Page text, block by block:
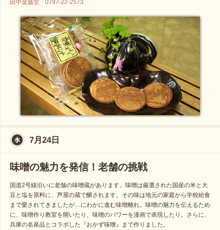
田中金盛堂 0797-22-2573
7月24日
味噌の魅力を発信！老舗の挑戦
国道2号線沿いに老舗の味噌蔵があります。味噌は厳選された国産の米と大
豆と塩を原料に、芦屋の蔵で醸されます。その味は地元の家庭から学校給食
まで愛されてきましたが…にわかに進む味噌離れ。味噌の魅力を伝えるため
に、味噌作り教室を開いたり、味噌のパワーを漫画で表現したり。さらに、
兵庫の名産品とコラボした『おかず味噌』まで作りました。